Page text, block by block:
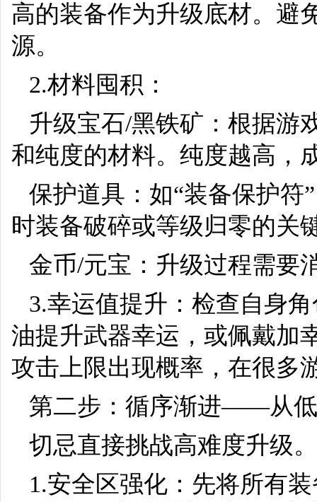
高的装备作为升级底材。避
源。
2.材料囤积：
升级宝石/黑铁矿：根据游
和纯度的材料。纯度越高，
保护道具：如“装备保护符
时装备破碎或等级归零的关
金币/元宝：升级过程需要
3.幸运值提升：检查自身
油提升武器幸运，或佩戴加
攻击上限出现概率，在很多
第二步：循序渐进——从
切忌直接挑战高难度升级。
1.安全区强化：先将所有